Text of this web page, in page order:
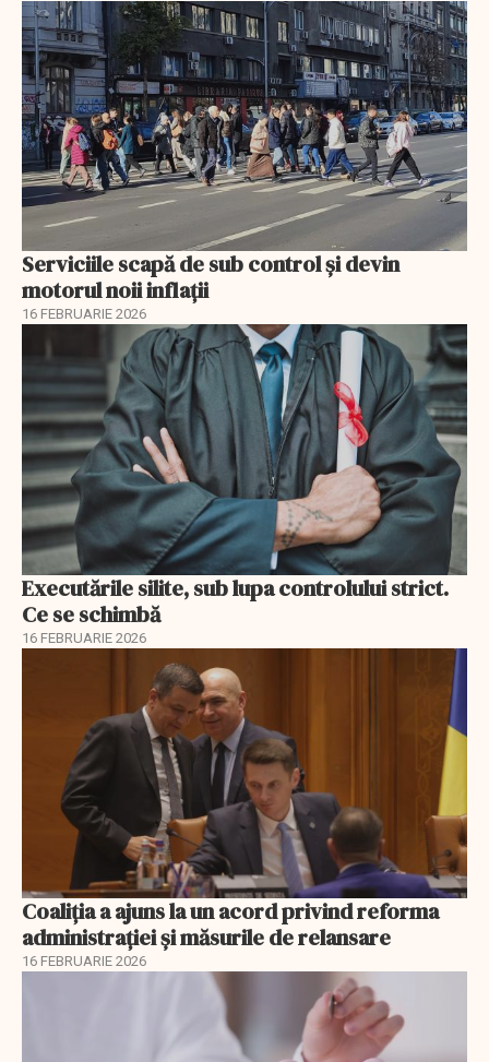
Serviciile scapă de sub control și devin
motorul noii inflații
16 FEBRUARIE 2026
Executările silite, sub lupa controlului strict.
Ce se schimbă
16 FEBRUARIE 2026
Coaliția a ajuns la un acord privind reforma
administrației și măsurile de relansare
16 FEBRUARIE 2026